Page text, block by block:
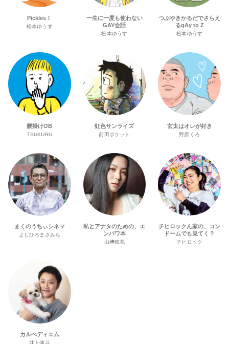
Pickles！
松本ゆうす
一生に一度も使わない
GAY会話
松本ゆうす
つぶやきかるだでさらえ
るgAy to Z
松本ゆうす
腰掛けOB
TSUKURU
虹色サンライズ
前田ポケット
玄太はオレが好き
野原くろ
まくのうちぃシネマ
よしひろまさみち
私とアナタのための、エ
ンパワ本
山﨑穂花
チヒロックん家の、コン
ドームでも見てく？
チヒロック
カルぺディエム
井上健斗